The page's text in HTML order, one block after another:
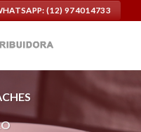
(12) 974014733